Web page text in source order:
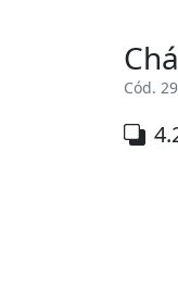
Cód.